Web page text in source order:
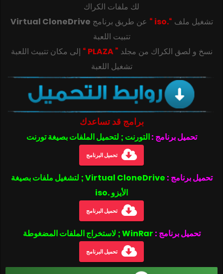
لك ملفات الكراك
تشغيل ملف “.iso “ عن طريق برنامج Virtual CloneDrive
تتبيت اللعبة
‎‫نسخ و لصق الكراك من مجلد ” PLAZA “
تشغيل اللعبة
برامج قد تساعدك
تحميل برنامج :التورنت ; لتحميل الملفات بصيغة تورنت
تحميل البرنامج
تحميل برنامج :
Virtual CloneDrive ; لتشغيل ملفات بصيغة
الأيزو .iso
تحميل البرنامج
تحميل برنامج : WinRar ; لاستخراج الملفات المضغوطة
تحميل البرنامج